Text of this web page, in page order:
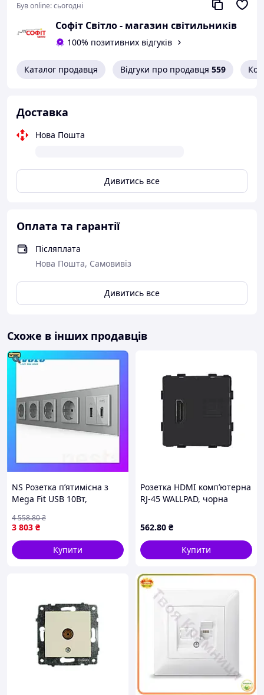
2. Супорт.
3. Рамка 1-5 постів.
Був online:сьогодні
Софіт Світло - магазин світильників
100% позитивних відгуків
Каталог продавця Відгуки про продавця 559
Доставка
Нова Пошта
Дивитись все
Оплата та гарантії
Післяплата
Нова Пошта, Самовивіз
Дивитись все
Схоже в інших продавців
NS Розетка п’ятимісна з
Mega Fit USB 10Вт,
HDMI, сіра, настінна
дизайнерська, Nes22/Q
3 803 ₴
4 558.80₴
Купити
Розетка HDMI комп’ютерна
RJ-45 WALLPAD, чорна
настінна дизайнерська,
для ТВ і мультимедіа
562.80 ₴
Купити